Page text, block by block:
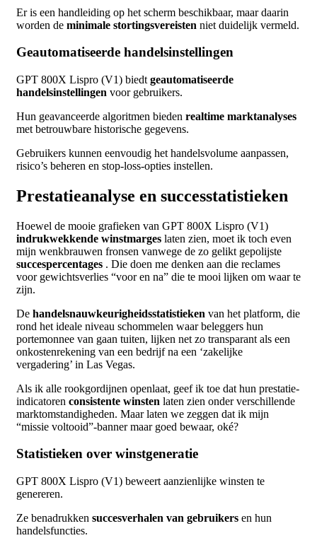
Er is een handleiding op het scherm beschikbaar, maar daarin
worden de minimale stortingsvereisten niet duidelijk vermeld.
Geautomatiseerde handelsinstellingen
GPT 800X Lispro (V1) biedt geautomatiseerde
handelsinstellingen voor gebruikers.
Hun geavanceerde algoritmen bieden realtime marktanalyses
met betrouwbare historische gegevens.
Gebruikers kunnen eenvoudig het handelsvolume aanpassen,
risico’s beheren en stop-loss-opties instellen.
Prestatieanalyse en successtatistieken
Hoewel de mooie grafieken van GPT 800X Lispro (V1)
indrukwekkende winstmarges laten zien, moet ik toch even
mijn wenkbrauwen fronsen vanwege de zo gelikt gepolijste
succespercentages . Die doen me denken aan die reclames
voor gewichtsverlies “voor en na” die te mooi lijken om waar te
zijn.
De handelsnauwkeurigheidsstatistieken van het platform, die
rond het ideale niveau schommelen waar beleggers hun
portemonnee van gaan tuiten, lijken net zo transparant als een
onkostenrekening van een bedrijf na een ‘zakelijke
vergadering’ in Las Vegas.
Als ik alle rookgordijnen openlaat, geef ik toe dat hun prestatie-
indicatoren consistente winsten laten zien onder verschillende
marktomstandigheden. Maar laten we zeggen dat ik mijn
“missie voltooid”-banner maar goed bewaar, oké?
Statistieken over winstgeneratie
GPT 800X Lispro (V1) beweert aanzienlijke winsten te
genereren.
Ze benadrukken succesverhalen van gebruikers en hun
handelsfuncties.